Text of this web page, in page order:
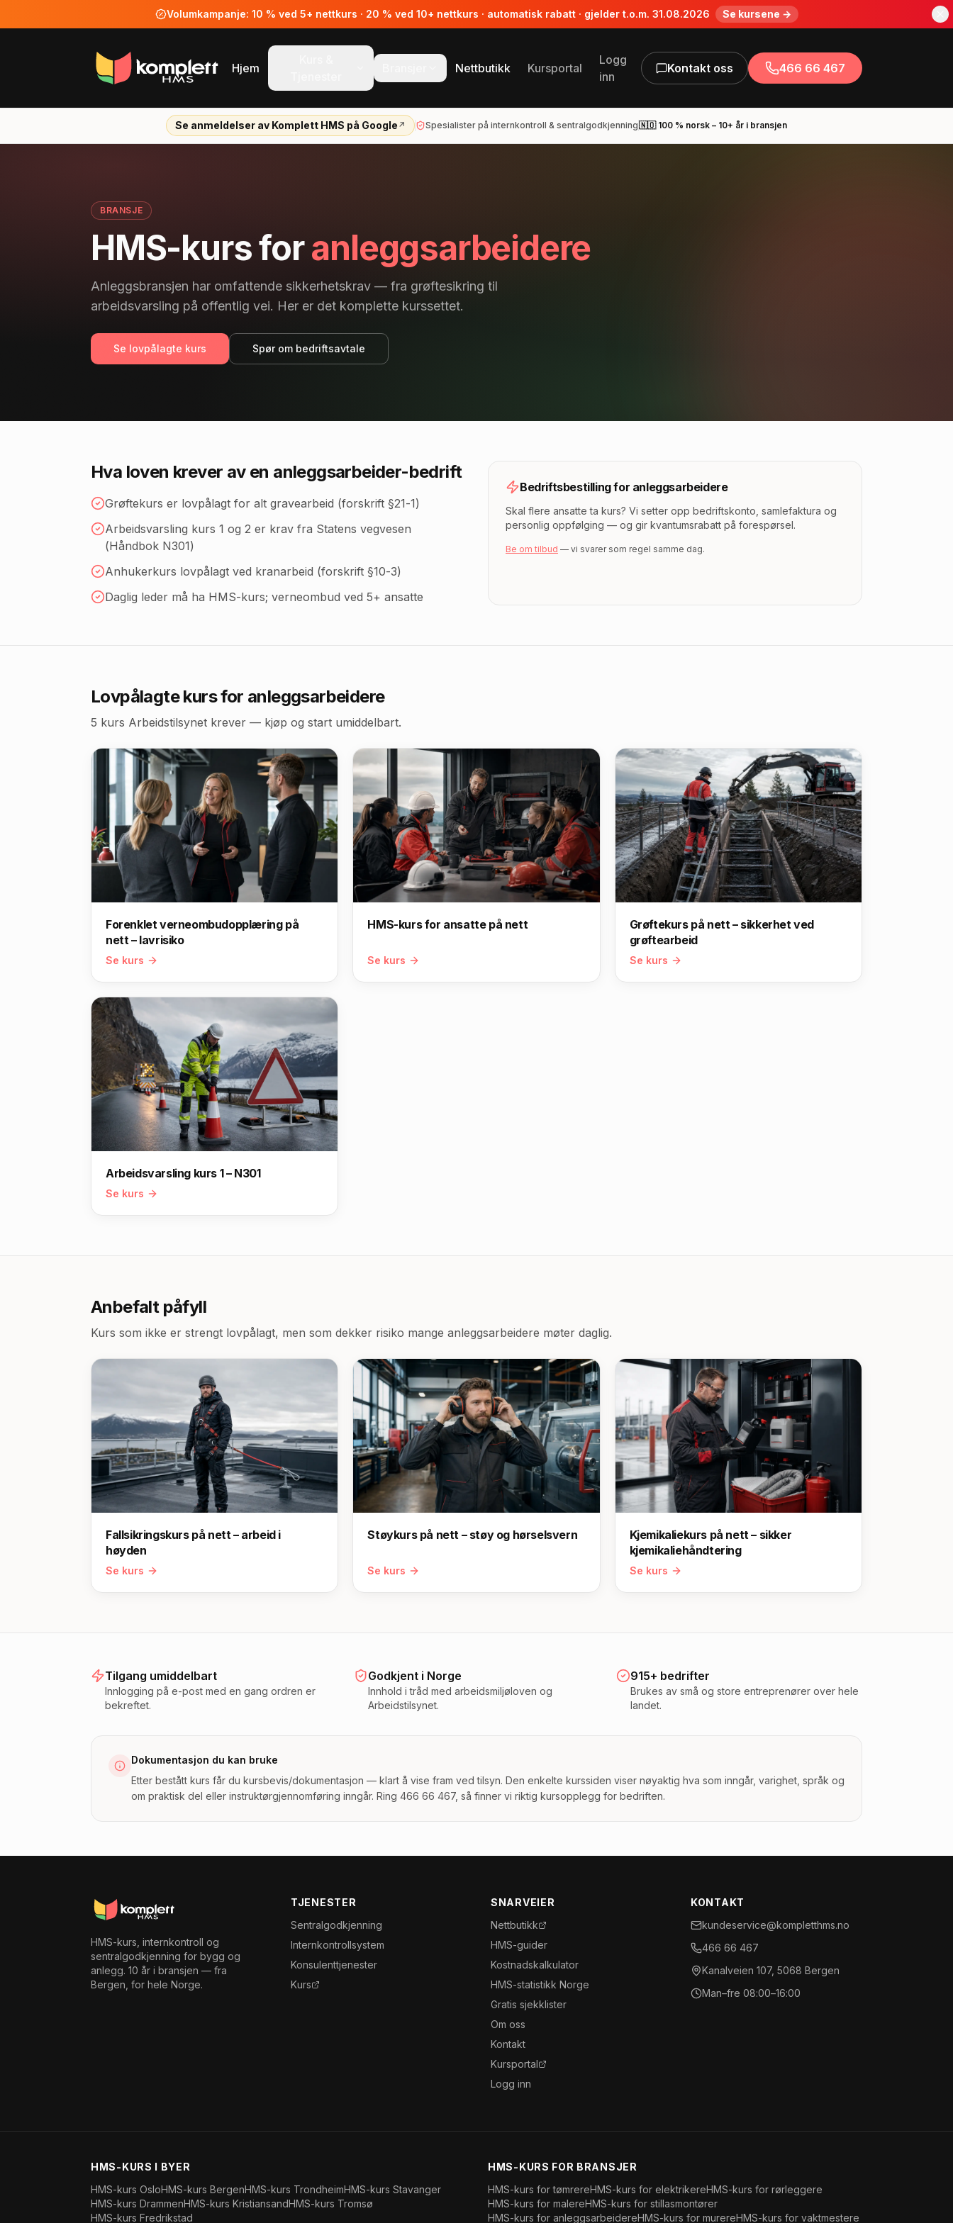
Volumkampanje: 10 % ved 5+ nettkurs · 20 % ved 10+ nettkurs · automatisk rabatt · gjelder t.o.m. 31.08.2026 Se kursene →
Hjem Nettbutikk Kursportal
Logg
inn
Kontakt oss 466 66 467
Se anmeldelser av Komplett HMS på Google ↗ Spesialister på internkontroll & sentralgodkjenning🇳🇴 100 % norsk – 10+ år i bransjen
BRANSJE
HMS-kurs foranleggsarbeidere
Anleggsbransjen har omfattende sikkerhetskrav — fra grøftesikring til
arbeidsvarsling på offentlig vei. Her er det komplette kurssettet.
Se lovpålagte kurs Spør om bedriftsavtale
Hva loven krever av en anleggsarbeider-bedrift
Grøftekurs er lovpålagt for alt gravearbeid (forskrift §21-1)
Arbeidsvarsling kurs 1 og 2 er krav fra Statens vegvesen
(Håndbok N301)
Anhukerkurs lovpålagt ved kranarbeid (forskrift §10-3)
Daglig leder må ha HMS-kurs; verneombud ved 5+ ansatte
Bedriftsbestilling for anleggsarbeidere
Skal flere ansatte ta kurs? Vi setter opp bedriftskonto, samlefaktura og
personlig oppfølging — og gir kvantumsrabatt på forespørsel.
Be om tilbud — vi svarer som regel samme dag.
Lovpålagte kurs for anleggsarbeidere
5 kurs Arbeidstilsynet krever — kjøp og start umiddelbart.
Forenklet verneombudopplæring på
nett – lavrisiko
Se kurs
HMS-kurs for ansatte på nett
Se kurs
Grøftekurs på nett – sikkerhet ved
grøftearbeid
Se kurs
Arbeidsvarsling kurs 1 – N301
Se kurs
Anbefalt påfyll
Kurs som ikke er strengt lovpålagt, men som dekker risiko mange anleggsarbeidere møter daglig.
Fallsikringskurs på nett – arbeid i
høyden
Se kurs
Støykurs på nett – støy og hørselsvern
Se kurs
Kjemikaliekurs på nett – sikker
kjemikaliehåndtering
Se kurs
Tilgang umiddelbart
Innlogging på e-post med en gang ordren er
bekreftet.
Godkjent i Norge
Innhold i tråd med arbeidsmiljøloven og
Arbeidstilsynet.
915+ bedrifter
Brukes av små og store entreprenører over hele
landet.
Dokumentasjon du kan bruke
Etter bestått kurs får du kursbevis/dokumentasjon — klart å vise fram ved tilsyn. Den enkelte kurssiden viser nøyaktig hva som inngår, varighet, språk og
om praktisk del eller instruktørgjennomføring inngår. Ring 466 66 467, så finner vi riktig kursopplegg for bedriften.
HMS-kurs, internkontroll og
sentralgodkjenning for bygg og
anlegg. 10 år i bransjen — fra
Bergen, for hele Norge.
TJENESTER
Sentralgodkjenning
Internkontrollsystem
Konsulenttjenester
Kurs
SNARVEIER
Nettbutikk
HMS-guider
Kostnadskalkulator
HMS-statistikk Norge
Gratis sjekklister
Om oss
Kontakt
Kursportal
Logg inn
KONTAKT
kundeservice@kompletthms.no
466 66 467
Kanalveien 107, 5068 Bergen
Man–fre 08:00–16:00
HMS-KURS I BYER
HMS-kurs OsloHMS-kurs BergenHMS-kurs TrondheimHMS-kurs Stavanger
HMS-kurs DrammenHMS-kurs KristiansandHMS-kurs Tromsø
HMS-kurs Fredrikstad
HMS-KURS FOR BRANSJER
HMS-kurs fortømrereHMS-kurs for elektrikereHMS-kurs for rørleggere
HMS-kurs for malereHMS-kurs for stillasmontører
HMS-kurs for anleggsarbeidereHMS-kurs for murereHMS-kurs for vaktmestere